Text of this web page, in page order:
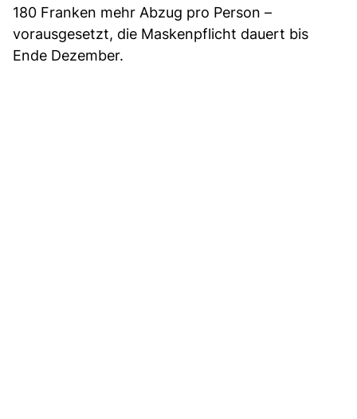
180 Franken mehr Abzug pro Person –
vorausgesetzt, die Maskenpflicht dauert bis
Ende Dezember.